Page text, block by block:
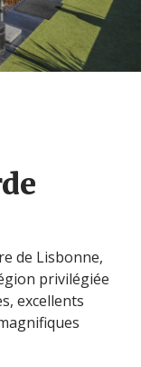
de Lisbonne,
privilégiée
excellents